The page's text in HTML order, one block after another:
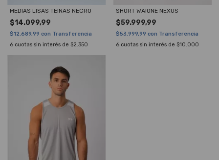
MEDIAS LISAS TEINAS NEGRO
$14.099,99
$12.689,99 con Transferencia
6 cuotas sin interés de $2.350
SHORT WAIONE NEXUS
$59.999,99
$53.999,99 con Transferencia
6 cuotas sin interés de $10.000